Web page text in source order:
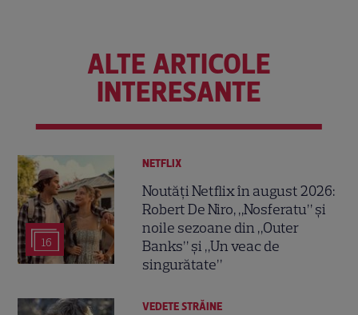
ALTE ARTICOLE
INTERESANTE
16
NETFLIX
Noutăți Netflix în august 2026:
Robert De Niro, „Nosferatu” și
noile sezoane din „Outer
Banks” și „Un veac de
singurătate”
VEDETE STRĂINE